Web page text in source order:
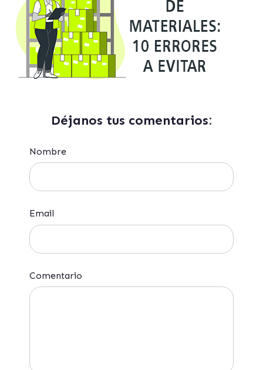
Déjanos tus comentarios:
Nombre
Email
Comentario